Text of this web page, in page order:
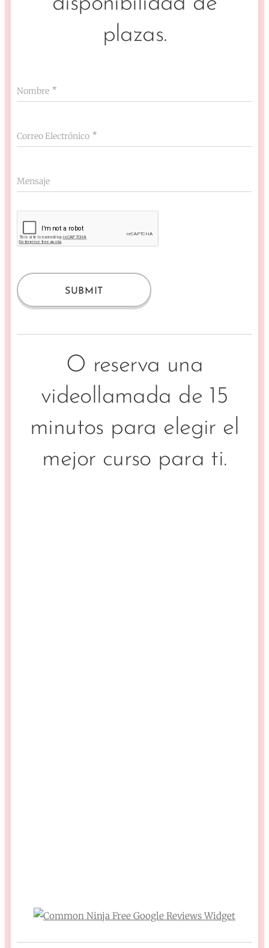
plazas.
Nombre
Correo Electrónico
Mensaje
SUBMIT
O reserva una
videollamada de 15
minutos para elegir el
mejor curso para ti.
Free Google Reviews Widget